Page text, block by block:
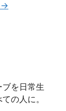
→
を日常生
の人に。